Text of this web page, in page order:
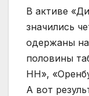
В активе
значились
одержаны
половины
НН»,
А вот